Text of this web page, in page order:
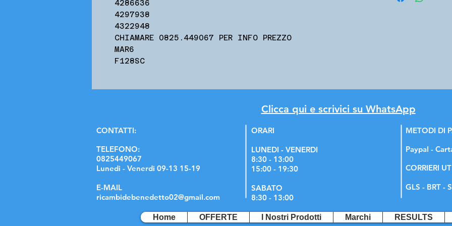
4286636
4297938
4322948
CHIAMARE 0825.449067 PER INFO PREZZO
MAR6
F128SC
Clicca qui e scrivici su WhatsApp
CONTATTI:
TELEFONO:
0825449067
Lunedi - Venerdi 09-13 15-19
E-MAIL
ricambidebenedetto02@gmail.com
ORARI
LUNEDI - VENERDI
8:30 - 13:00
15:00 - 19:30
SABATO
8:30 - 13:00
METODI DI
Paypal -
CORRIERI
GLS - BRT -
Home OFFERTE I Nostri Prodotti Marchi RESULTS